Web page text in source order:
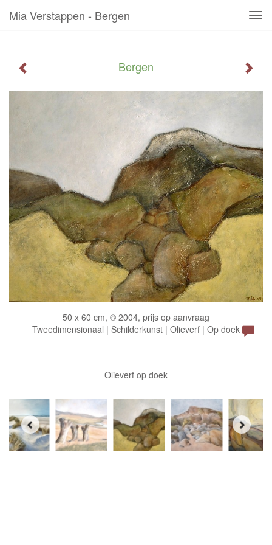
Mia Verstappen - Bergen
Bergen
50 x 60 cm, © 2004, prijs op aanvraag
Tweedimensionaal | Schilderkunst | Olieverf | Op doek
Olieverf op doek